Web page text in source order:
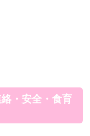
・安全・食育